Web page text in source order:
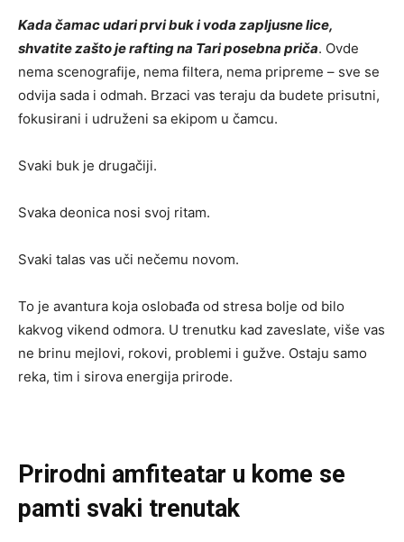
Kada čamac udari prvi buk i voda zapljusne lice,
shvatite zašto je rafting na Tari posebna priča. Ovde
nema scenografije, nema filtera, nema pripreme – sve se
odvija sada i odmah. Brzaci vas teraju da budete prisutni,
fokusirani i udruženi sa ekipom u čamcu.
Svaki buk je drugačiji.
Svaka deonica nosi svoj ritam.
Svaki talas vas uči nečemu novom.
To je avantura koja oslobađa od stresa bolje od bilo
kakvog vikend odmora. U trenutku kad zaveslate, više vas
ne brinu mejlovi, rokovi, problemi i gužve. Ostaju samo
reka, tim i sirova energija prirode.
Prirodni amfiteatar u kome se
pamti svaki trenutak